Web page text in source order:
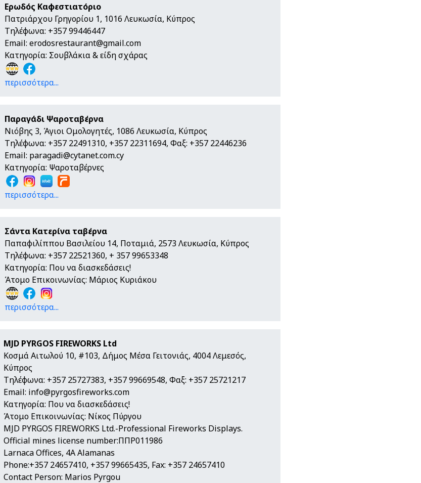
Ερωδός Καφεστιατόριο
Πατριάρχου Γρηγορίου 1, 1016 Λευκωσία, Κύπρος
Τηλέφωνα: +357 99446447
Email: erodosrestaurant@gmail.com
Κατηγορία: Σουβλάκια & είδη σχάρας
περισσότερα...
Παραγάδι Ψαροταβέρνα
Νιόβης 3, Άγιοι Ομολογητές, 1086 Λευκωσία, Κύπρος
Τηλέφωνα: +357 22491310, +357 22311694, Φαξ: +357 22446236
Email: paragadi@cytanet.com.cy
Κατηγορία: Ψαροταβέρνες
περισσότερα...
Σάντα Κατερίνα ταβέρνα
Παπαφιλίππου Βασιλείου 14, Ποταμιά, 2573 Λευκωσία, Κύπρος
Τηλέφωνα: +357 22521360, + 357 99653348
Κατηγορία: Που να διασκεδάσεις!
Άτομο Επικοινωνίας: Μάριος Κυριάκου
περισσότερα...
MJD PYRGOS FIREWORKS Ltd
Κοσμά Αιτωλού 10, #103, Δήμος Μέσα Γειτονιάς, 4004 Λεμεσός,
Κύπρος
Τηλέφωνα: +357 25727383, +357 99669548, Φαξ: +357 25721217
Email: info@pyrgosfireworks.com
Κατηγορία: Που να διασκεδάσεις!
Άτομο Επικοινωνίας: Νίκος Πύργου
MJD PYRGOS FIREWORKS Ltd.-Professional Fireworks Displays.
Official mines license number:ΠΠΡ011986
Larnaca Offices, 4A Alamanas
Phone:+357 24657410, +357 99665435, Fax: +357 24657410
Contact Person: Marios Pyrgou